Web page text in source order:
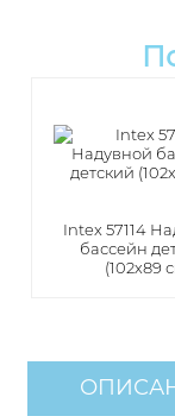
Intex 57114
бассейн
(102х89